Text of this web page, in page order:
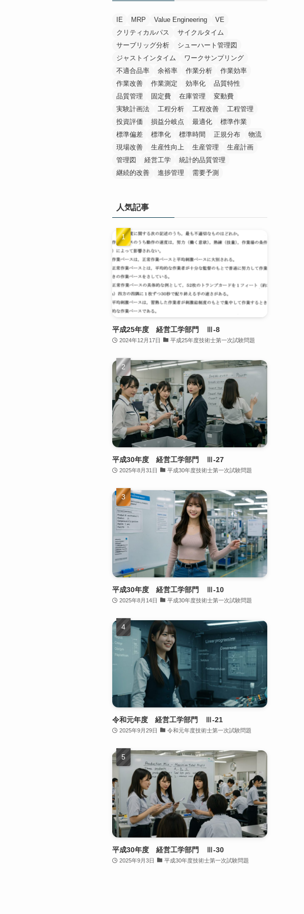
IE MRP Value Engineering
VE
クリティカルパス
サイクルタイム
サーブリッグ分析
シューハート管理図
ジャストインタイム
ワークサンプリング
不適合品率
余裕率 作業分析
作業効率
作業改善
作業測定 効率化
品質特性
品質管理
固定費 在庫管理
変動費
実験計画法
工程分析 工程改善
工程管理
投資評価
損益分岐点 最適化
標準作業
標準偏差
標準化 標準時間 正規分布
物流
現場改善
生産性向上 生産管理
生産計画
管理図
経営工学
統計的品質管理
継続的改善
進捗管理 需要予測
人気記事
平成25年度 経営工学部門 Ⅲ-8
2024年12月17日 平成25年度技術士第一次試験問題
平成30年度 経営工学部門 Ⅲ-27
2025年8月31日 平成30年度技術士第一次試験問題
平成30年度 経営工学部門 Ⅲ-10
2025年8月14日 平成30年度技術士第一次試験問題
令和元年度 経営工学部門 Ⅲ-21
2025年9月29日 令和元年度技術士第一次試験問題
平成30年度 経営工学部門 Ⅲ-30
2025年9月3日 平成30年度技術士第一次試験問題